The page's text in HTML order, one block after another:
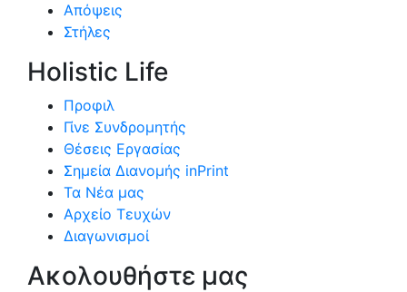
Απόψεις
Στήλες
Holistic Life
Προφιλ
Γίνε Συνδρομητής
Θέσεις Εργασίας
Σημεία Διανομής inPrint
Τα Νέα μας
Αρχείο Τευχών
Διαγωνισμοί
Ακολουθήστε μας